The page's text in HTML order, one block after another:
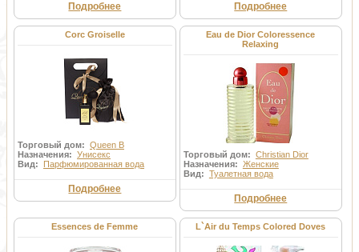
Подробнее Подробнее
Corc Groiselle
Торговый дом: Queen B
Назначения: Унисекс
Вид: Парфюмированная вода
Подробнее
Eau de Dior Coloressence
Relaxing
Торговый дом: Christian Dior
Назначения: Женские
Вид: Туалетная вода
Подробнее
Essences de Femme L`Air du Temps Colored Doves